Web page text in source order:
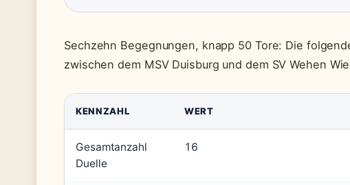
Sechzehn Begegnungen, knapp 50 Tore: Die
zwischen dem MSV Duisburg und dem SV Wehen
KENNZAHL WERT
Gesamtanzahl
Duelle
16